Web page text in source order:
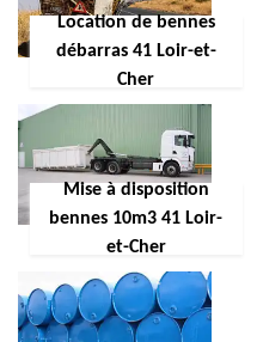
Location de bennes
débarras 41 Loir-et-
Cher
Mise à disposition
bennes 10m3 41 Loir-
et-Cher